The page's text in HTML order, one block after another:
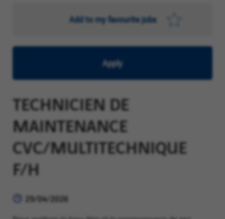
Add to my favourite jobs
Apply
TECHNICIEN DE
MAINTENANCE
CVC/MULTITECHNIQUE
F/H
29/04/2026